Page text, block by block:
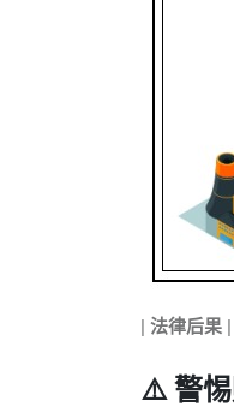
| 法律后果
⚠️ 警惕